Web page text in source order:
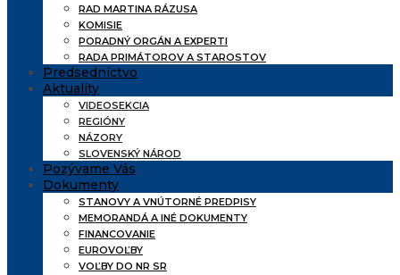
RAD MARTINA RÁZUSA
KOMISIE
PORADNÝ ORGÁN A EXPERTI
RADA PRIMÁTOROV A STAROSTOV
Predsedníctvo
Aktuality
VIDEOSEKCIA
REGIÓNY
NÁZORY
SLOVENSKÝ NÁROD
Pozývame Vás
Dokumenty
STANOVY A VNÚTORNÉ PREDPISY
MEMORANDÁ A INÉ DOKUMENTY
FINANCOVANIE
EUROVOĽBY
VOĽBY DO NR SR